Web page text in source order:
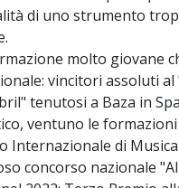
di uno strumento
molto giovane
vincitori assoluti al
tenutosi a Baza in
ventuno le
Internazionale di
concorso nazionale